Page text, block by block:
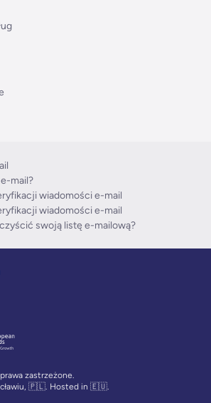
mail?
wiadomości e-mail
wiadomości e-mail
swoją listę e-mailową?
prawa zastrzeżone.
🇵🇱. Hosted in 🇪🇺.